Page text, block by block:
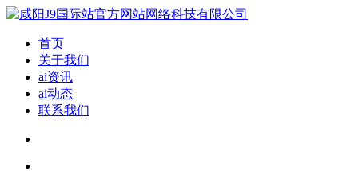
首页
关于我们
ai资讯
ai动态
联系我们